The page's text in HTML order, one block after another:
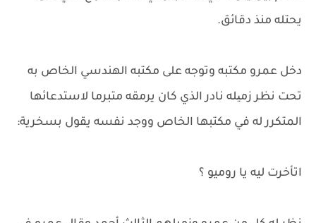
يحتله منذ دقائق.
دخل عمرو مكتبه وتوجه على مكتبه الهندسي الخاص به
تحت نظر زمیله نادر الذي كان يرمقه متبرما لاستدعائها
المتكرر له في مكتبها الخاص ووجد نفسه يقول بسخرية:
اتأخرت ليه يا روميو ؟